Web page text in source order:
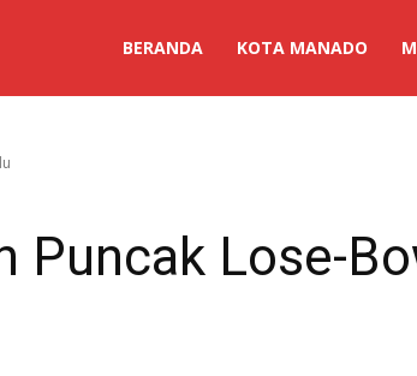
BERANDA KOTA MANADO
Puncak Lose-